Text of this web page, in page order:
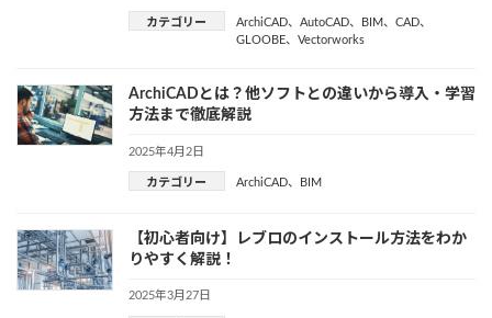
カテゴリー ArchiCAD、 AutoCAD、 BIM、 CAD、
GLOOBE、 Vectorworks
ArchiCADとは？他ソフトとの違いから導入・学習
方法まで徹底解説
2025年4月2日
カテゴリー ArchiCAD、 BIM
【初心者向け】レブロのインストール方法をわか
りやすく解説！
2025年3月27日